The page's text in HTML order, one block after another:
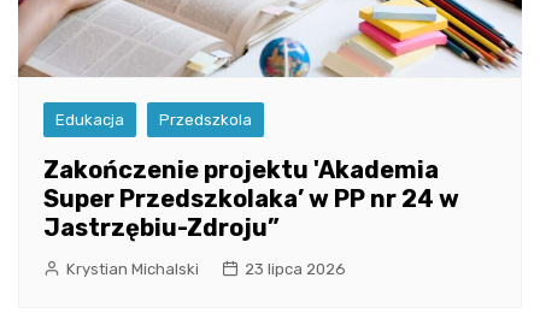
Edukacja Przedszkola
Zakończenie projektu 'Akademia
Super Przedszkolaka’ w PP nr 24 w
Jastrzębiu-Zdroju”
Krystian Michalski 23 lipca 2026